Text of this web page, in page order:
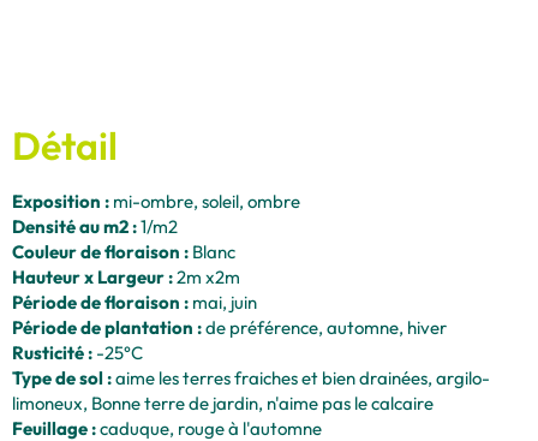
Détail
Exposition : mi-ombre, soleil, ombre
Densité au m2 :1/m2
Couleur de floraison : Blanc
Hauteur x Largeur :2m x2m
Période de floraison : mai, juin
Période de plantation :de préférence, automne, hiver
Rusticité : -25°C
Type de sol :aime les terres fraiches et bien drainées, argilo-
limoneux, Bonne terre de jardin, n'aime pas le calcaire
Feuillage :caduque, rouge à l'automne